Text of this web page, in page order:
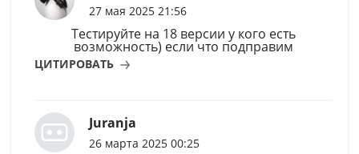
27 мая 2025 21:56
Тестируйте на 18 версии у кого есть
возможность) если что подправим
ЦИТИРОВАТЬ
Juranja
26 марта 2025 00:25